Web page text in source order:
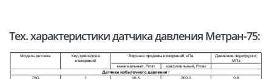
Тех. характеристики датчика давления Метран-75: